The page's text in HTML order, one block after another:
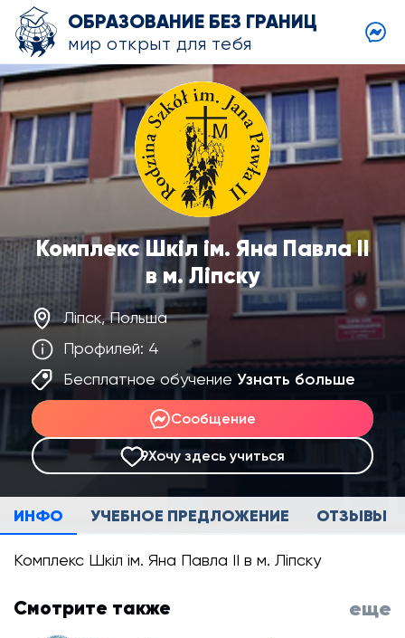
ОБРАЗОВАНИЕ БЕЗ ГРАНИЦ
мир открыт для тебя
Комплекс Шкіл ім. Яна Павла II
в м. Ліпску
Ліпск, Польша
Профилей: 4
Бесплатное обучение Узнать больше
Сообщение
9Хочу здесь учиться
ИНФО УЧЕБНОЕ ПРЕДЛОЖЕНИЕ ОТЗЫВЫ
Комплекс Шкіл ім. Яна Павла II в м. Ліпску
Смотрите также еще